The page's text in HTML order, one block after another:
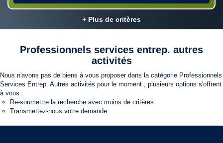
+ Plus de critères
Professionnels services entrep. autres
activités
Nous n'avons pas de biens à vous proposer dans la catégorie Professionnels
Services Entrep. Autres activités pour le moment , plusieurs options s'offrent
à vous :
Re-soumettre la recherche avec moins de critères.
Transmettez-nous votre demande